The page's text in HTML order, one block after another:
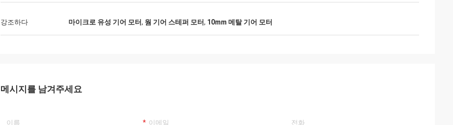
강조하다 마이크로 유성 기어 모터, 웜 기어 스테퍼 모터, 10mm 메탈 기어 모터
메시지를 남겨주세요